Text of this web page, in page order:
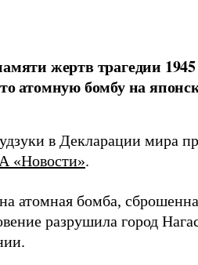
жертв трагедии
атомную бомбу на
в Декларации мира
«Новости».
атомная бомба,
разрушила город